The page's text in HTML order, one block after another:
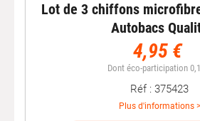
Lot de 3 chiffons
Autobacs
4,95 €
Dont éco-participation
Réf : 375423
Plus d'informations >